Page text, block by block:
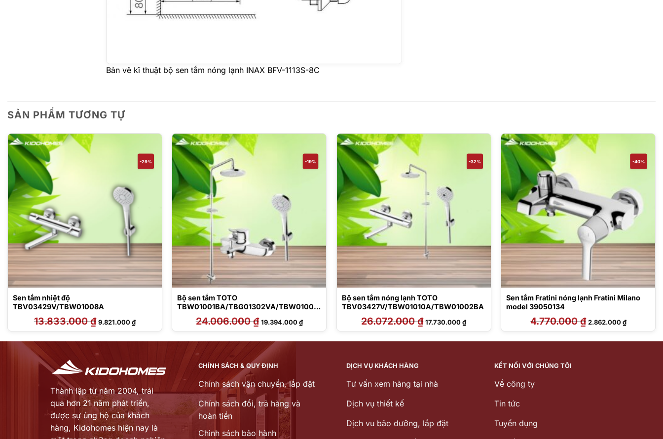
Bản vẽ kĩ thuật bộ sen tắm nóng lạnh INAX BFV-1113S-8C
SẢN PHẨM TƯƠNG TỰ
-29%
Sen tắm nhiệt độ
TBV03429V/TBW01008A
13.833.000₫ Giá
gốc
là:
9.821.000₫Giá
hiện
tại
9.821.000 ₫.
-19%
Bộ sen tắm TOTO
TBW01001BA/TBG01302VA/TBW01008
24.006.000₫ Giá
gốc
là:
19.394.000₫Giá
hiện
tại
19.394.000 ₫.
-32%
Bộ sen tắm nóng lạnh TOTO
TBV03427V/TBW01010A/TBW01002BA
26.072.000₫ Giá
gốc
là:
17.730.000₫Giá
hiện
tại
17.730.000 ₫.
-40%
Sen tắm Fratini nóng lạnh Fratini Milano
model 39050134
4.770.000₫ Giá
gốc
là:
2.862.000₫Giá
hiện
tại
2.862.000
₫.
Thành lập từ năm 2004, trải
qua hơn 21 năm phát triển,
được sự ủng hộ của khách
hàng, Kidohomes hiện nay là
CHÍNH SÁCH & QUY ĐỊNH
Chính sách vận chuyển, lắp đặt
Chính sách đổi, trả hàng và
hoàn tiền
Chinh sách bảo hành
DỊCH VỤ KHÁCH HÀNG
Tư vấn xem hàng tại nhà
Dịch vụ thiết kế
Dịch vu bảo dưỡng, lắp đặt
KẾT NỐI VỚI CHÚNG TÔI
Về công ty
Tin tức
Tuyển dụng